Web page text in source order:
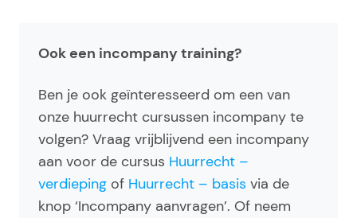
Ook een incompany training?
Ben je ook geïnteresseerd om een van
onze huurrecht cursussen incompany te
volgen? Vraag vrijblijvend een incompany
aan voor de cursus Huurrecht –
verdieping of Huurrecht – basis via de
knop ‘Incompany aanvragen’. Of neem